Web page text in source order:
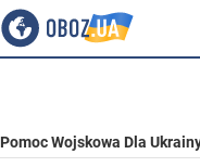
Pomoc Wojskowa Dla